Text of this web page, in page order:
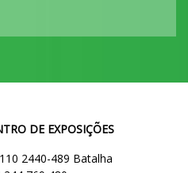
DE EXPOSIÇÕES
2440-489 Batalha